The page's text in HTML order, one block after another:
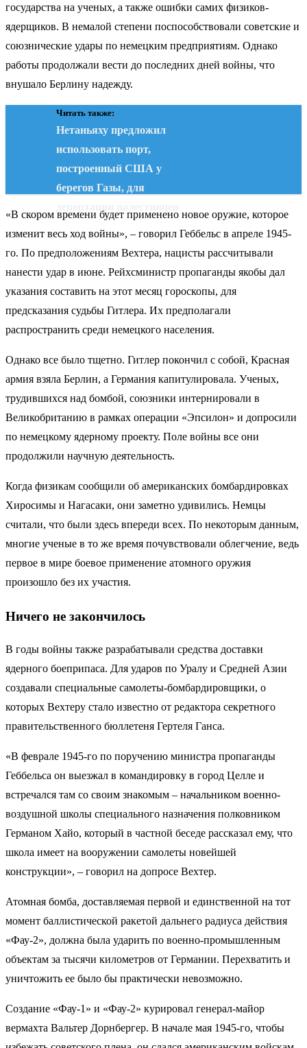
государства на ученых, а также ошибки самих физиков-
ядерщиков. В немалой степени поспособствовали советские и
союзнические удары по немецким предприятиям. Однако
работы продолжали вести до последних дней войны, что
внушало Берлину надежду.
Читать также:
Нетаньяху предложил
использовать порт,
построенный США у
берегов Газы, для
«В скором времени будет применено новое оружие, которое
изменит весь ход войны», – говорил Геббельс в апреле 1945-
го. По предположениям Вехтера, нацисты рассчитывали
нанести удар в июне. Рейхсминистр пропаганды якобы дал
указания составить на этот месяц гороскопы, для
предсказания судьбы Гитлера. Их предполагали
распространить среди немецкого населения.
Однако все было тщетно. Гитлер покончил с собой, Красная
армия взяла Берлин, а Германия капитулировала. Ученых,
трудившихся над бомбой, союзники интернировали в
Великобританию в рамках операции «Эпсилон» и допросили
по немецкому ядерному проекту. Поле войны все они
продолжили научную деятельность.
Когда физикам сообщили об американских бомбардировках
Хиросимы и Нагасаки, они заметно удивились. Немцы
считали, что были здесь впереди всех. По некоторым данным,
многие ученые в то же время почувствовали облегчение, ведь
первое в мире боевое применение атомного оружия
произошло без их участия.
Ничего не закончилось
В годы войны также разрабатывали средства доставки
ядерного боеприпаса. Для ударов по Уралу и Средней Азии
создавали специальные самолеты-бомбардировщики, о
которых Вехтеру стало известно от редактора секретного
правительственного бюллетеня Гертеля Ганса.
«В феврале 1945-го по поручению министра пропаганды
Геббельса он выезжал в командировку в город Целле и
встречался там со своим знакомым – начальником военно-
воздушной школы специального назначения полковником
Германом Хайо, который в частной беседе рассказал ему, что
школа имеет на вооружении самолеты новейшей
конструкции», – говорил на допросе Вехтер.
Атомная бомба, доставляемая первой и единственной на тот
момент баллистической ракетой дальнего радиуса действия
«Фау-2», должна была ударить по военно-промышленным
объектам за тысячи километров от Германии. Перехватить и
уничтожить ее было бы практически невозможно.
Создание «Фау-1» и «Фау-2» курировал генерал-майор
вермахта Вальтер Дорнбергер. В начале мая 1945-го, чтобы